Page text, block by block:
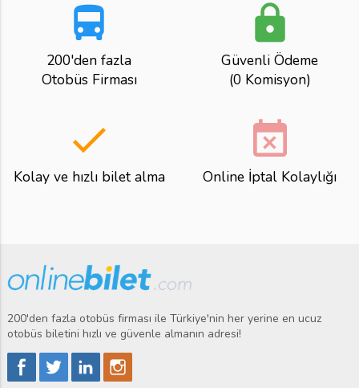
directions_bus
200'den fazla
Otobüs Firması
lock
Güvenli Ödeme
(0 Komisyon)
done
Kolay ve hızlı bilet alma
event_busy
Online İptal Kolaylığı
200'den fazla otobüs firması ile Türkiye'nin her yerine en ucuz
otobüs biletini hızlı ve güvenle almanın adresi!